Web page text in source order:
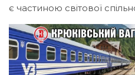
є частиною світової